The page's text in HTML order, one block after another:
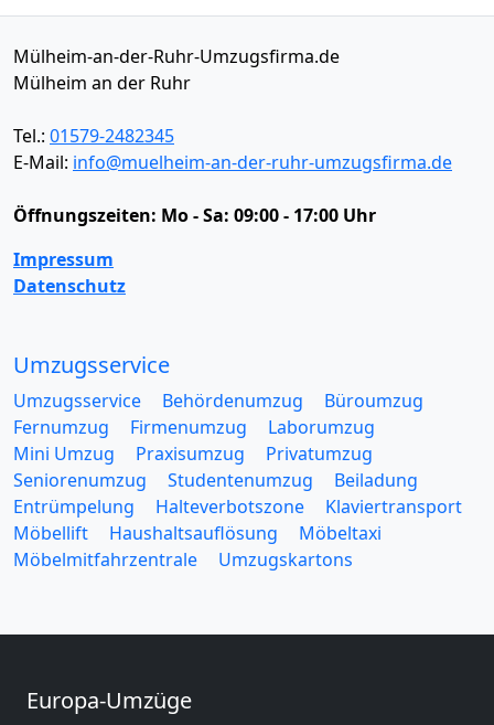
Mülheim-an-der-Ruhr-Umzugsfirma.de
Mülheim an der Ruhr
Tel.: 01579-2482345
E-Mail: info@muelheim-an-der-ruhr-umzugsfirma.de
Öffnungszeiten: Mo - Sa: 09:00 - 17:00 Uhr
Impressum
Datenschutz
Umzugsservice
Umzugsservice Behördenumzug
Büroumzug
Fernumzug
Firmenumzug
Laborumzug
Mini Umzug
Praxisumzug
Privatumzug
Seniorenumzug
Studentenumzug
Beiladung
Entrümpelung
Halteverbotszone
Klaviertransport
Möbellift
Haushaltsauflösung
Möbeltaxi
Möbelmitfahrzentrale
Umzugskartons
Europa-Umzüge